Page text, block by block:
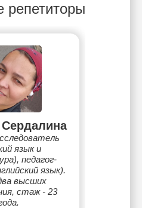
репетиторы
язык и
педагог-
язык).
высших
- 23